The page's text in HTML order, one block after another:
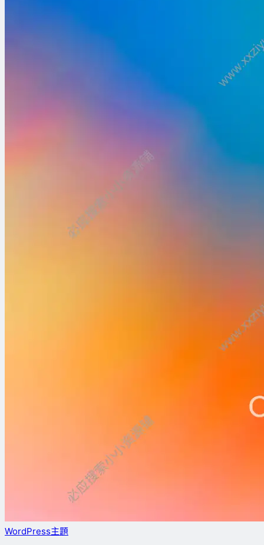
WordPress主題